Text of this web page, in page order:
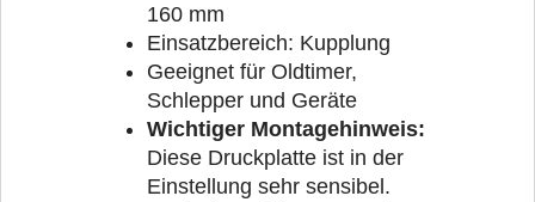
160 mm
Einsatzbereich: Kupplung
Geeignet für Oldtimer,
Schlepper und Geräte
Wichtiger Montagehinweis:
Diese Druckplatte ist in der
Einstellung sehr sensibel.